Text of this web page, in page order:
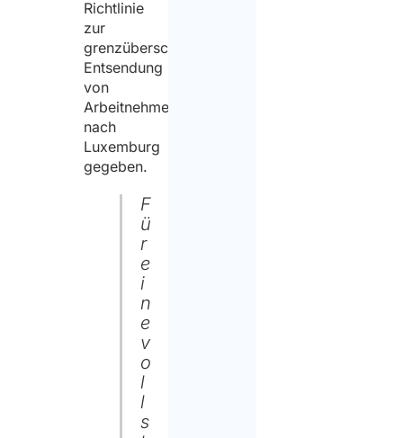
Richtlinie
zur
grenzüberschreitenden
Entsendung
von
Arbeitnehmern
nach
Luxemburg
gegeben.
F
ü
r
e
i
n
e
v
o
l
l
s